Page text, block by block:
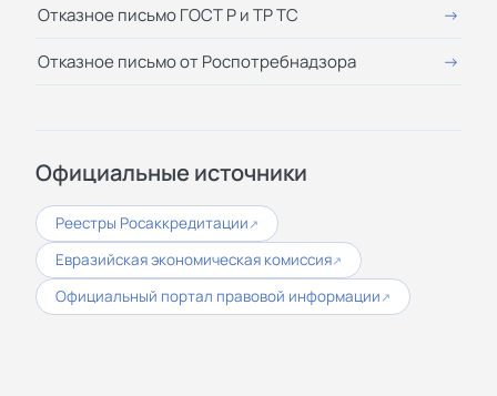
Отказное письмо ГОСТ Р и ТР ТС
Отказное письмо от Роспотребнадзора
Официальные источники
Реестры Росаккредитации ↗
Евразийская экономическая комиссия↗
Официальный портал правовой информации ↗